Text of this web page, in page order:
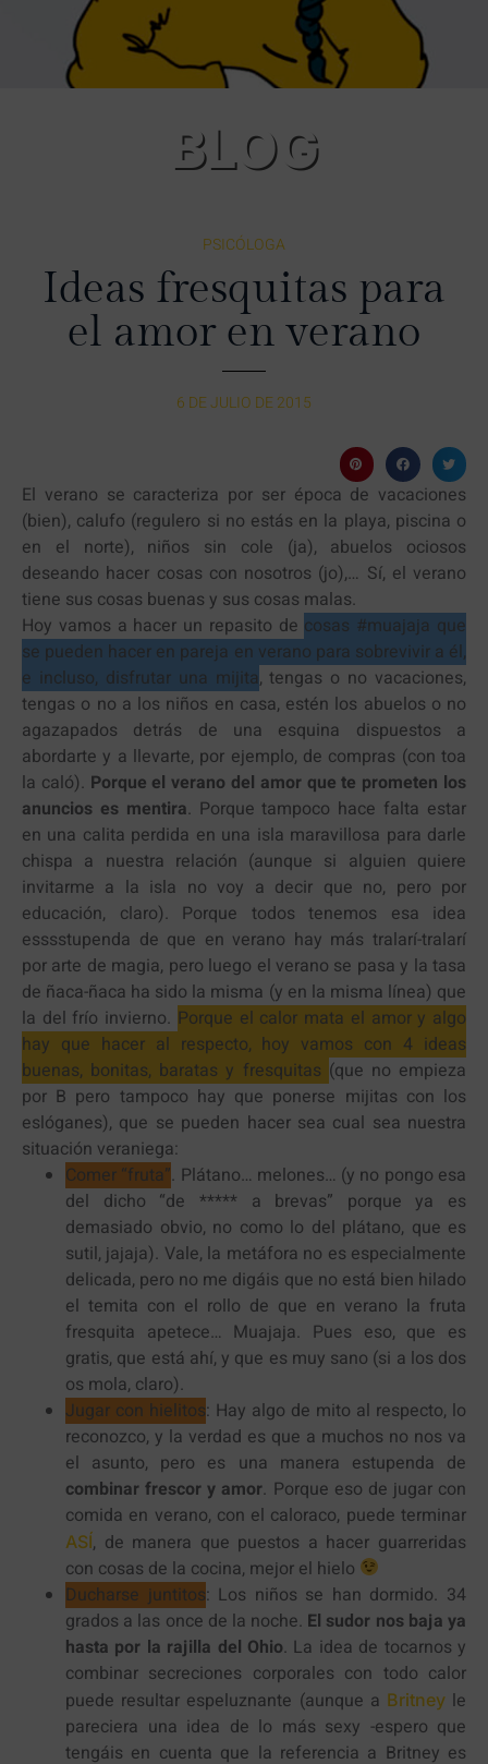
BLOG
PSICÓLOGA
Ideas fresquitas para
el amor en verano
6 DE JULIO DE 2015
El verano se caracteriza por ser época de vacaciones
(bien), calufo (regulero si no estás en la playa, piscina o
en el norte), niños sin cole (ja), abuelos ociosos
deseando hacer cosas con nosotros (jo),… Sí, el verano
tiene sus cosas buenas y sus cosas malas.
Hoy vamos a hacer un repasito de cosas #muajaja que
se pueden hacer en pareja en verano para sobrevivir a él,
e incluso, disfrutar una mijita, tengas o no vacaciones,
tengas o no a los niños en casa, estén los abuelos o no
agazapados detrás de una esquina dispuestos a
abordarte y a llevarte, por ejemplo, de compras (con toa
la caló). Porque el verano del amor que te prometen los
anuncios es mentira. Porque tampoco hace falta estar
en una calita perdida en una isla maravillosa para darle
chispa a nuestra relación (aunque si alguien quiere
invitarme a la isla no voy a decir que no, pero por
educación, claro). Porque todos tenemos esa idea
esssstupenda de que en verano hay más tralarí-tralarí
por arte de magia, pero luego el verano se pasa y la tasa
de ñaca-ñaca ha sido la misma (y en la misma línea) que
la del frío invierno. Porque el calor mata el amor y algo
hay que hacer al respecto, hoy vamos con 4 ideas
buenas, bonitas, baratas y fresquitas (que no empieza
por B pero tampoco hay que ponerse mijitas con los
eslóganes), que se pueden hacer sea cual sea nuestra
situación veraniega:
Comer “fruta”. Plátano… melones… (y no pongo esa
del dicho “de ***** a brevas” porque ya es
demasiado obvio, no como lo del plátano, que es
sutil, jajaja). Vale, la metáfora no es especialmente
delicada, pero no me digáis que no está bien hilado
el temita con el rollo de que en verano la fruta
fresquita apetece… Muajaja. Pues eso, que es
gratis, que está ahí, y que es muy sano (si a los dos
os mola, claro).
Jugar con hielitos: Hay algo de mito al respecto, lo
reconozco, y la verdad es que a muchos no nos va
el asunto, pero es una manera estupenda de
combinar frescor y amor. Porque eso de jugar con
comida en verano, con el caloraco, puede terminar
ASÍ, de manera que puestos a hacer guarreridas
con cosas de la cocina, mejor el hielo
Ducharse juntitos: Los niños se han dormido. 34
grados a las once de la noche. El sudor nos baja ya
hasta por la rajilla del Ohio. La idea de tocarnos y
combinar secreciones corporales con todo calor
puede resultar espeluznante (aunque a Britneyle
pareciera una idea de lo más sexy -espero que
tengáis en cuenta que la referencia a Britney es